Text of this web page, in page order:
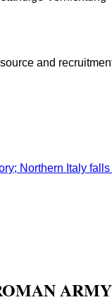
and
Northern Italy